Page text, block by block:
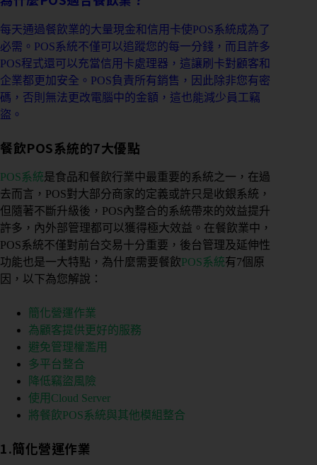
每天通過餐飲業的大量現金和信用卡使POS系統成為了
必需。POS系統不僅可以追蹤您的每一分錢，而且許多
POS程式還可以充當信用卡處理器，這讓刷卡對顧客和
企業都更加安全。POS負責所有銷售，因此除非您有密
碼，否則無法更改電腦中的金額，這也能減少員工竊
盜。
餐飲POS系統的7大優點
POS系統是食品和餐飲行業中最重要的系統之一，在過
去而言，POS對大部分商家的定義或許只是收銀系統，
但隨著不斷升級後，POS內整合的系統帶來的效益提升
許多，內外部管理都可以獲得極大效益。在餐飲業中，
POS系統不僅對前台交易十分重要，後台管理及延伸性
功能也是一大特點，為什麼需要餐飲POS系統有7個原
因，以下為您解說：
簡化營運作業
為顧客提供更好的服務
避免管理權濫用
多平台整合
降低竊盜風險
使用Cloud Server
將餐飲POS系統與其他模組整合
1.簡化營運作業